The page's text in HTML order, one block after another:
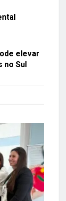
elevar
no Sul